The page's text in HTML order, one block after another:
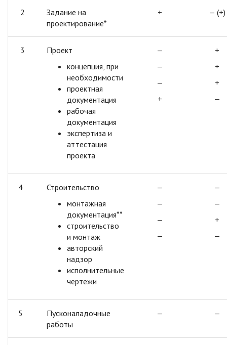
2
Задание на
проектирование*
+ — (+)
3
Проект
концепция, при
необходимости
проектная
документация
рабочая
документация
экспертиза и
аттестация
проекта
—
—
—
+
+
+
+
—
4
Строительство
монтажная
документация**
строительство
и монтаж
авторский
надзор
исполнительные
чертежи
—
—
—
—
—
—
+
—
5
Пусконаладочные
работы
— —